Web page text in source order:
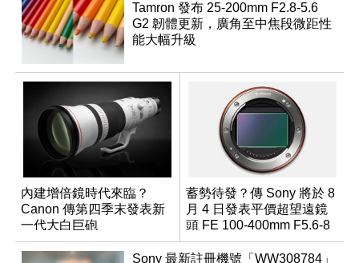
Tamron 發布 25-200mm F2.8-5.6
G2 韌體更新，廣角至中焦段微距性
能大幅升級
內建增倍鏡時代來臨？
Canon 傳第四季末發表新
一代大白巨砲
蓄勢待發？傳 Sony 將於 8
月 4 日發表平價超望遠鏡
頭 FE 100-400mm F5.6-8
Sony 最新註冊機號「WW308784」